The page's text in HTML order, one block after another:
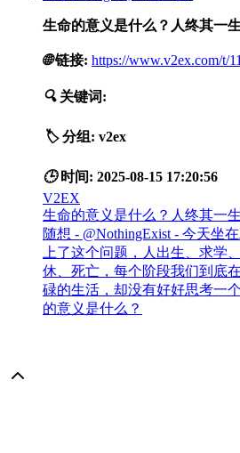
生命的意义是什么？人终其一
🌐 链接: https://www.v2ex.com/t/
🔍 关键词:
🏷️ 分组: v2ex
🕒 时间: 2025-08-15 17:20:56
V2EX
生命的意义是什么？人终其一
随想 - @NothingExist - 今天坐
上了这个问题，人出生、求学
休、死亡，每个阶段我们到底
碌的生活，却没有好好思考一
的意义是什么？